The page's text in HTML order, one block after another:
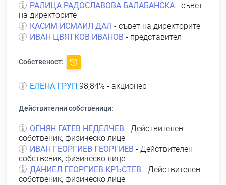
РАЛИЦА РАДОСЛАВОВА БАЛАБАНСКА - съвет
на директорите
КАСИМ ИСМАИЛ ДАЛ - съвет на директорите
ИВАН ЦВЯТКОВ ИВАНОВ - представител
Собственост:
ЕЛЕНА ГРУП 98,84% - акционер
Действителни собственици:
ОГНЯН ГАТЕВ НЕДЕЛЧЕВ - Действителен
собственик, физическо лице
ИВАН ГЕОРГИЕВ ГЕОРГИЕВ - Действителен
собственик, физическо лице
ДАНИЕЛ ГЕОРГИЕВ КРЪСТЕВ - Действителен
собственик, физическо лице